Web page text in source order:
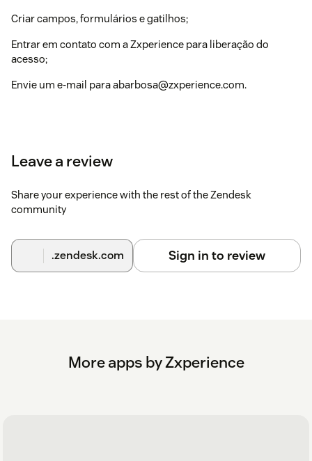
Criar campos, formulários e gatilhos;
Entrar em contato com a Zxperience para liberação do
acesso;
Envie um e-mail para abarbosa@zxperience.com.
Leave a review
Share your experience with the rest of the Zendesk
community
.zendesk.com Sign in to review
More apps by Zxperience